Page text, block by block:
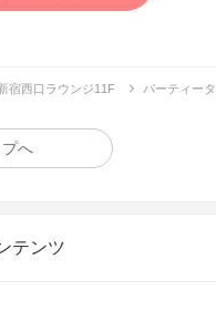
宿西口ラウンジ11F パーティー
へ
テンツ